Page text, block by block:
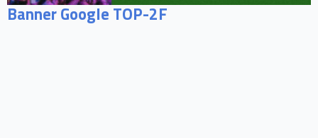
Banner Google TOP-2F